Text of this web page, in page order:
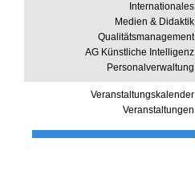
Internationales
Medien & Didaktik
Qualitätsmanagement
AG Künstliche Intelligenz
Personalverwaltung
Veranstaltungskalender
Veranstaltungen